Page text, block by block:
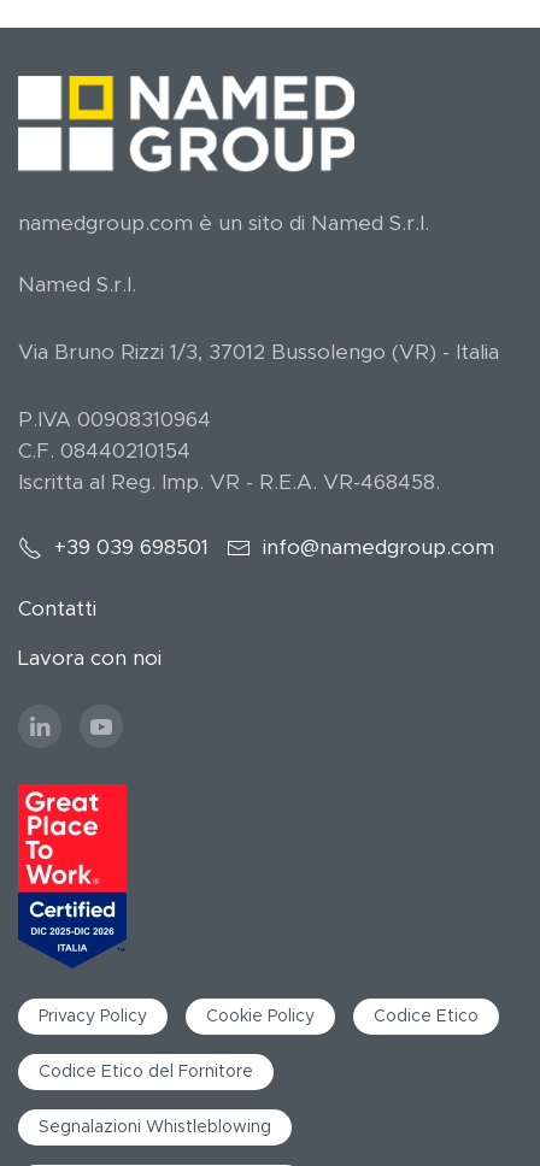
namedgroup.com è un sito di Named S.r.l.
Named S.r.l.
Via Bruno Rizzi 1/3, 37012 Bussolengo (VR) - Italia
P.IVA 00908310964
C.F. 08440210154
Iscritta al Reg. Imp. VR - R.E.A. VR-468458.
+39 039 698501 info@namedgroup.com
Contatti
Lavora con noi
Privacy Policy Cookie Policy Codice Etico
Codice Etico del Fornitore
Segnalazioni Whistleblowing